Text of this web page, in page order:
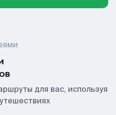
для вас, используя